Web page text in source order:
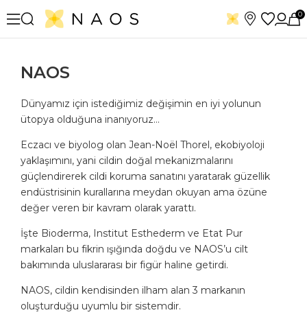
0
NAOS
Dünyamız için istediğimiz değişimin en iyi yolunun
ütopya olduğuna inanıyoruz…
Eczacı ve biyolog olan Jean-Noël Thorel, ekobiyoloji
yaklaşımını, yani cildin doğal mekanizmalarını
güçlendirerek cildi koruma sanatını yaratarak güzellik
endüstrisinin kurallarına meydan okuyan ama özüne
değer veren bir kavram olarak yarattı.
İşte Bioderma, Institut Esthederm ve Etat Pur
markaları bu fikrin ışığında doğdu ve NAOS’u cilt
bakımında uluslararası bir figür haline getirdi.
NAOS, cildin kendisinden ilham alan 3 markanın
oluşturduğu uyumlu bir sistemdir.